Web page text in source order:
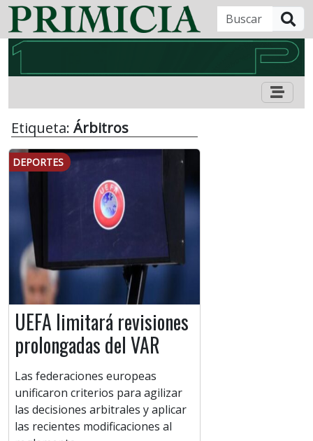
Etiqueta: Árbitros
DEPORTES
UEFA limitará revisiones
prolongadas del VAR
Las federaciones europeas
unificaron criterios para agilizar
las decisiones arbitrales y aplicar
las recientes modificaciones al